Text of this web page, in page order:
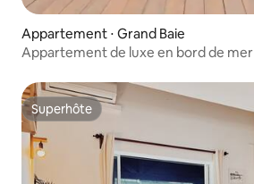
Appartement ⋅ Grand Baie
Appartement de luxe en bord de mer
Superhôte
Superhôte